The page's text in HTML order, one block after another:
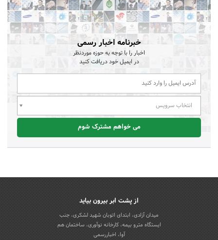
خبرنامه اخبار رسمی
اخبار را با توجه به حوزه موردنظر
در ایمیل خود دریافت کنید
انتخاب سرویس
می خواهم مشترک شوم
از پشت ابر بیرون بیاید
میدان آزادی، ابتدای اتوبان شهید لشکری، جنب
ایستگاه مترو بیمه، کارخانه نوآوری، ساختمان هم
آوا، اخباررسمی